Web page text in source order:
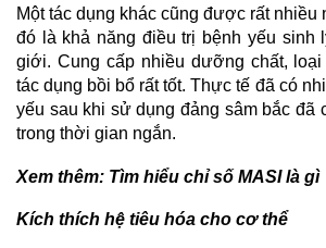
Một tác dụng khác cũng được rất
đó là khả năng điều trị bệnh yếu sinh
giới. Cung cấp nhiều dưỡng chất,
tác dụng bồi bổ rất tốt. Thực tế đã có
yếu sau khi sử dụng đảng sâm bắc đã
trong thời gian ngắn.
Xem thêm: Tìm hiểu chỉ số MASI là gì
Kích thích hệ tiêu hóa cho cơ thể